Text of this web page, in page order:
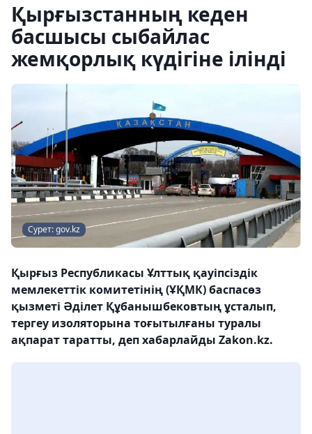
Қырғызстанның кеден
басшысы сыбайлас
жемқорлық күдігіне ілінді
Сурет: gov.kz
Қырғыз Республикасы Ұлттық қауіпсіздік
мемлекеттік комитетінің (ҰҚМК) баспасөз
қызметі Әділет Құбанышбековтың ұсталып,
тергеу изоляторына тоғытылғаны туралы
ақпарат таратты, деп хабарлайды Zakon.kz.